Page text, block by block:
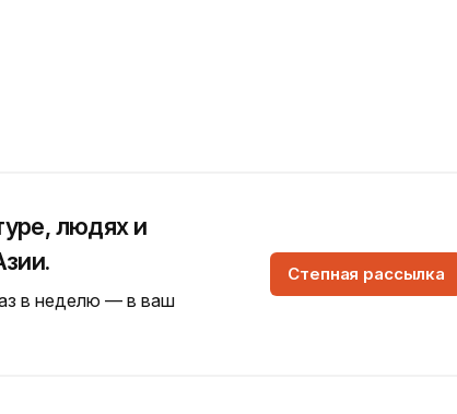
людях и
в неделю — в ваш
Степная рассылка